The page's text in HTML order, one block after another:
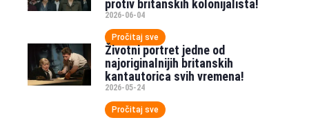
protiv britanskih kolonijalista!
2026-06-04
Pročitaj sve
Životni portret jedne od
najoriginalnijih britanskih
kantautorica svih vremena!
2026-05-24
Pročitaj sve